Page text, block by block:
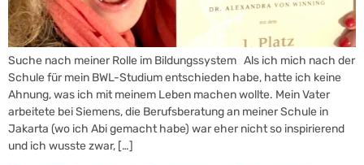
Suche nach meiner Rolle im Bildungssystem Als ich mich nach der
Schule für mein BWL-Studium entschieden habe, hatte ich keine
Ahnung, was ich mit meinem Leben machen wollte. Mein Vater
arbeitete bei Siemens, die Berufsberatung an meiner Schule in
Jakarta (wo ich Abi gemacht habe) war eher nicht so inspirierend
und ich wusste zwar, […]